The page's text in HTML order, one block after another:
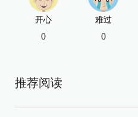
开心
0
难过
0
推荐阅读